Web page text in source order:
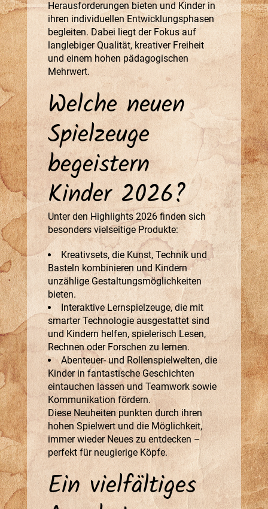
Herausforderungen bieten und Kinder in
ihren individuellen Entwicklungsphasen
begleiten. Dabei liegt der Fokus auf
langlebiger Qualität, kreativer Freiheit
und einem hohen pädagogischen
Mehrwert.
Welche neuen
Spielzeuge
begeistern
Kinder 2026?
Unter den Highlights 2026 finden sich
besonders vielseitige Produkte:
Kreativsets, die Kunst, Technik und
Basteln kombinieren und Kindern
unzählige Gestaltungsmöglichkeiten
bieten.
Interaktive Lernspielzeuge, die mit
smarter Technologie ausgestattet sind
und Kindern helfen, spielerisch Lesen,
Rechnen oder Forschen zu lernen.
Abenteuer- und Rollenspielwelten, die
Kinder in fantastische Geschichten
eintauchen lassen und Teamwork sowie
Kommunikation fördern.
Diese Neuheiten punkten durch ihren
hohen Spielwert und die Möglichkeit,
immer wieder Neues zu entdecken –
perfekt für neugierige Köpfe.
Ein vielfältiges